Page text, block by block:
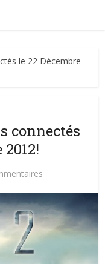
le 22 Décembre
connectés